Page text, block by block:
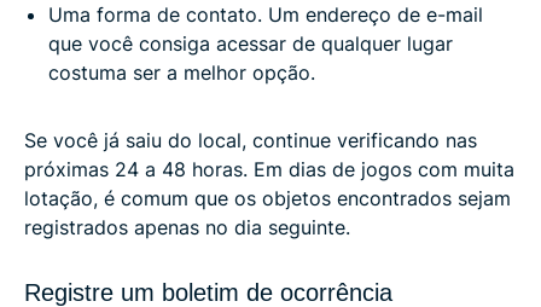
Uma forma de contato. Um endereço de e-mail
que você consiga acessar de qualquer lugar
costuma ser a melhor opção.
Se você já saiu do local, continue verificando nas
próximas 24 a 48 horas. Em dias de jogos com muita
lotação, é comum que os objetos encontrados sejam
registrados apenas no dia seguinte.
Registre um boletim de ocorrência